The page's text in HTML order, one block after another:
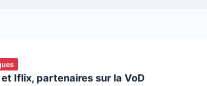
Iflix, partenaires sur la VoD